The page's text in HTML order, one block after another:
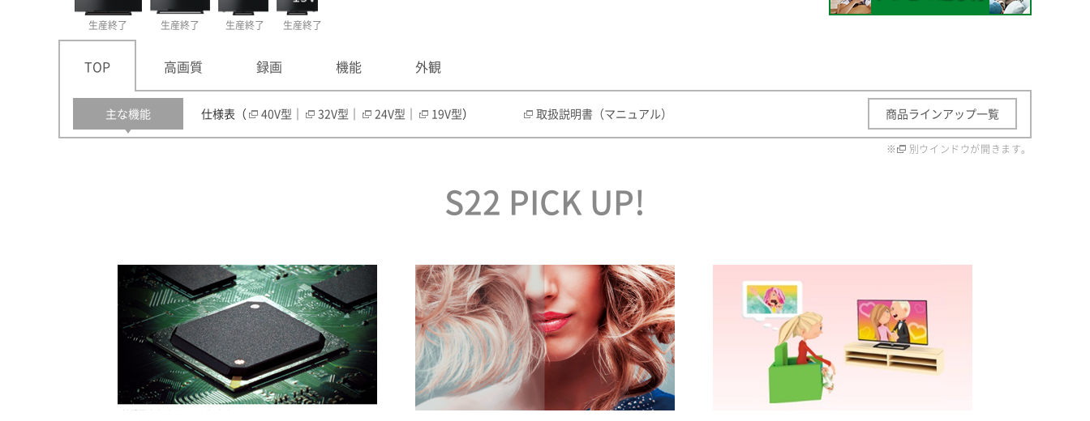
生産終了 生産終了 生産終了 生産終了
TOP
主な機能 仕様表（ 40V型 ｜ 32V型 ｜ 24V型 ｜ 19V型） 取扱説明書（マニュアル） 商品ラインアップ一覧
高画質 録画 機能 外観
※ 別ウインドウが開きます。
S22 PICK UP!